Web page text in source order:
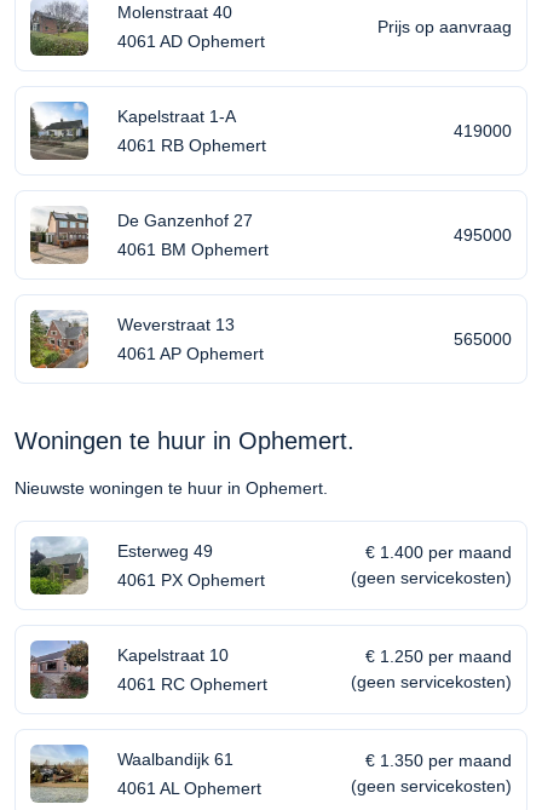
Molenstraat 40
4061 AD Ophemert
Prijs op aanvraag
Kapelstraat 1-A
4061 RB Ophemert
419000
De Ganzenhof 27
4061 BM Ophemert
495000
Weverstraat 13
4061 AP Ophemert
565000
Woningen te huur in Ophemert.
Nieuwste woningen te huur in Ophemert.
Esterweg 49
4061 PX Ophemert
€ 1.400 per maand
(geen servicekosten)
Kapelstraat 10
4061 RC Ophemert
€ 1.250 per maand
(geen servicekosten)
Waalbandijk 61
4061 AL Ophemert
€ 1.350 per maand
(geen servicekosten)